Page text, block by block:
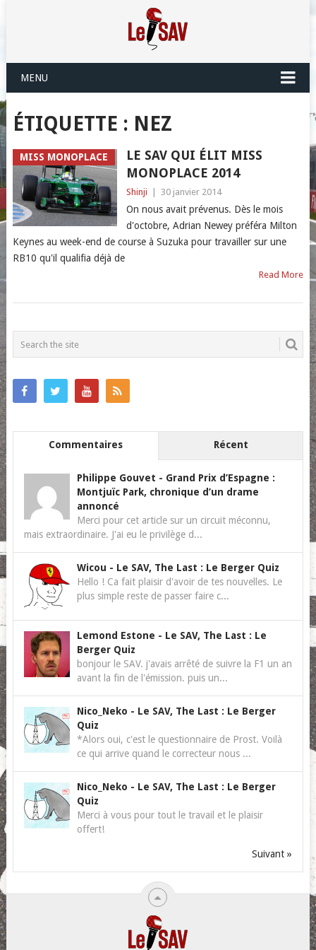
MENU
ÉTIQUETTE : NEZ
MISS MONOPLACE
LE SAV QUI ÉLIT MISS
MONOPLACE 2014
Shinji 30 janvier 2014
On nous avait prévenus. Dès le mois
d'octobre, Adrian Newey préféra Milton
Keynes au week-end de course à Suzuka pour travailler sur une
RB10 qu'il qualifia déjà de
Read More
POSTS
NAVIGATION
Commentaires Récent
Philippe Gouvet - Grand Prix d’Espagne :
Montjuïc Park, chronique d’un drame
annoncé
Merci pour cet article sur un circuit méconnu,
mais extraordinaire. J'ai eu le privilège d...
Wicou - Le SAV, The Last : Le Berger Quiz
Hello ! Ca fait plaisir d'avoir de tes nouvelles. Le
plus simple reste de passer faire c...
Lemond Estone - Le SAV, The Last : Le
Berger Quiz
bonjour le SAV. j'avais arrêté de suivre la F1 un an
avant la fin de l'émission. puis un...
Nico_Neko - Le SAV, The Last : Le Berger
Quiz
*Alors oui, c'est le questionnaire de Prost. Voilà
ce qui arrive quand le correcteur nous ...
Nico_Neko - Le SAV, The Last : Le Berger
Quiz
Merci à vous pour tout le travail et le plaisir
offert!
Suivant »